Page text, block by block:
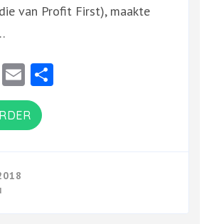
van Profit First), maakte
Twitter
Email